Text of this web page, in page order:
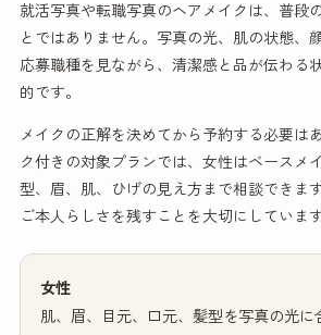
就活写真や転職写真のヘアメイクは、普段
とではありません。写真の光、肌の状態、
応募職種を見ながら、清潔感と品が伝わる
的です。
メイクの正解を決めてから予約する必要は
ク付きの対象プランでは、女性はベースメ
型、眉、肌、ひげの見え方まで相談できま
ご本人らしさを残すことを大切にしています
女性
肌、眉、目元、口元、髪型を写真の光に